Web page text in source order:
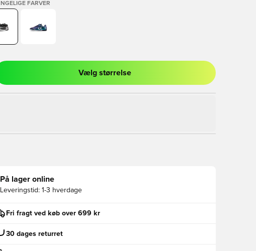
FARVER
en Modal til at logge ind eller tilmelde dig som medlem
Vælg størrelse
På lager online
Leveringstid: 1-3 hverdage
Fri fragt ved køb over 699 kr
30 dages returret